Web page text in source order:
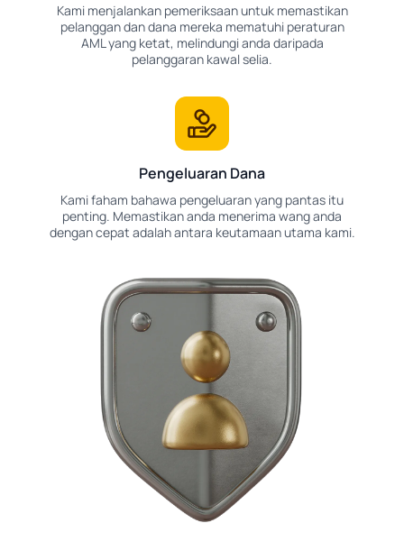
Kami menjalankan pemeriksaan untuk memastikan
pelanggan dan dana mereka mematuhi peraturan
AML yang ketat, melindungi anda daripada
pelanggaran kawal selia.
Pengeluaran Dana
Kami faham bahawa pengeluaran yang pantas itu
penting. Memastikan anda menerima wang anda
dengan cepat adalah antara keutamaan utama kami.